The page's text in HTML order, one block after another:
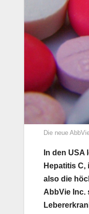
Die neue
In den
Hepatitis
also die
AbbVie Inc.